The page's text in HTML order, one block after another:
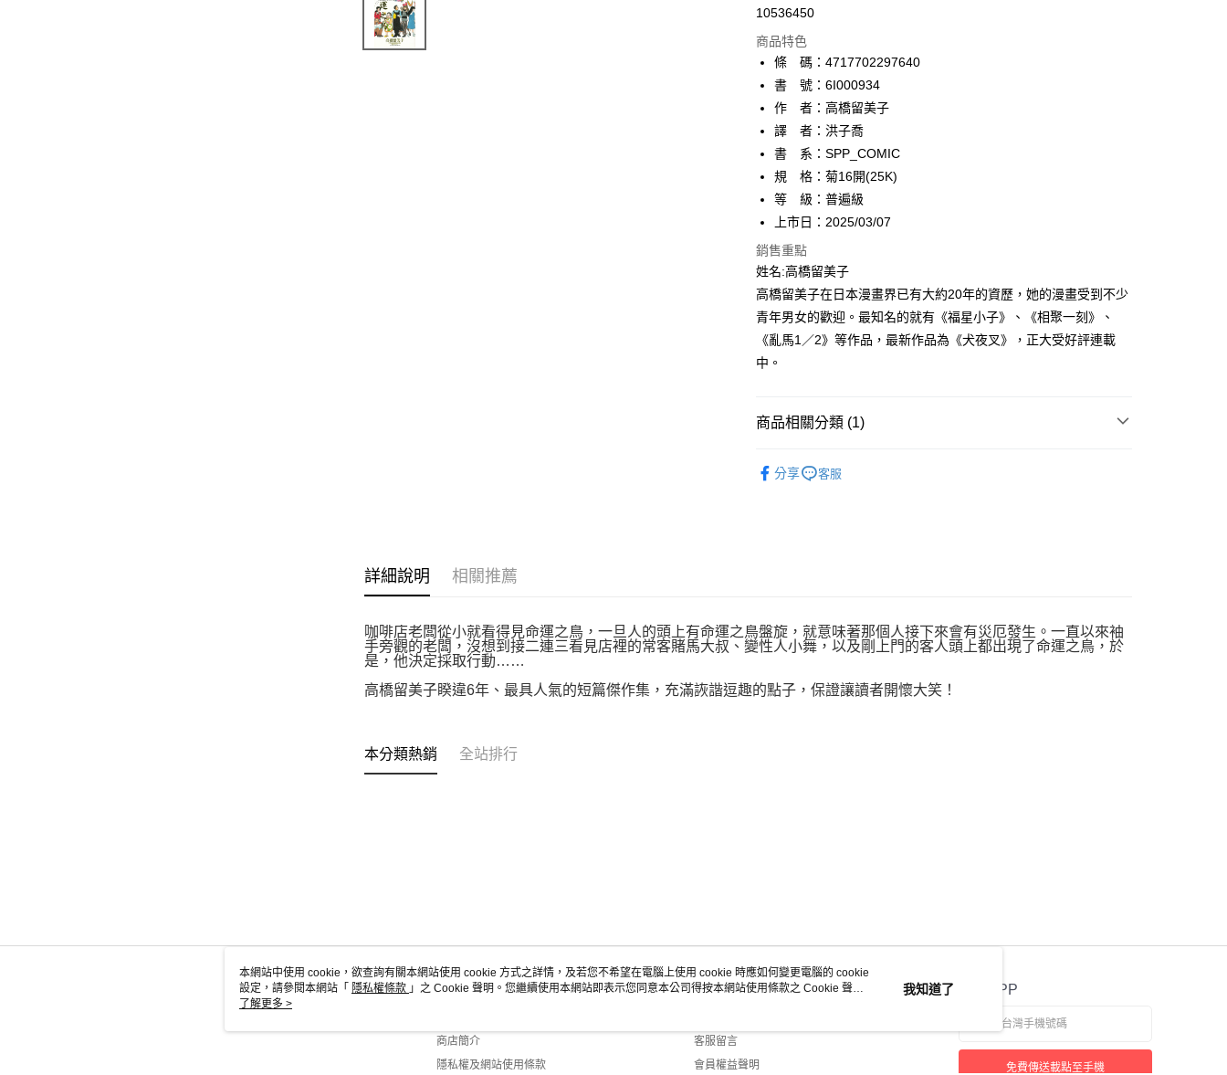
AFTEE先享後付
相關說明
AFTEE先享後付是「在收到商品之後才付款」的支付方式。 讓您購物簡單
便利好安心！
１．簡單：不需註冊會員、不需綁卡、不需儲值。
２．便利：只要手機號碼，簡訊認證，即可結帳。
３．安心：先確認商品／服務後，再付款。
１．於結帳方式選擇「AFTEE先享後付」後，將跳轉至「AFTEE先享後
付」結帳頁面，進行簡訊認證並確認金額後，即可完成結帳。
２．訂單成立數日內，您將收到繳費通知簡訊。
３．收到繳費通知簡訊後14天內，點擊此簡訊中的連結，可透過四大超商
／ATM／網路銀行／等多元方式進行付款，方視為交易完成。
※ 請注意：結帳手續完成當下不需立刻繳費，但若您需要取消訂單，請聯
絡購買商品的店家。未經商家同意取消之訂單仍視為有效，需透過AFTEE
先享後付繳納相關費用。
※ 交易是否成功請以「AFTEE先享後付 」之結帳頁面顯示為準，若有關於
【注意事項】
求債權轉讓予恩沛科技股份有限公司。
５．嚴禁一人註冊多個帳號或使用他人資訊註冊。若發現惡意使用之情
形，恩沛科技股份有限公司將有權停止該用戶之使用額度並採取法律行
動。
ATM付款
運送方式
全家取貨付款
每筆NT$80，滿NT$500(含以上)免運費
付款後全家取貨
每筆NT$80，滿NT$500(含以上)免運費
萊爾富取貨付款
每筆NT$80，滿NT$500(含以上)免運費
10536450
商品特色
條 碼：4717702297640
書 號：6I000934
作 者：高橋留美子
譯 者：洪子喬
書 系：SPP_COMIC
規 格：菊16開(25K)
等 級：普遍級
上市日：2025/03/07
銷售重點
姓名:高橋留美子
高橋留美子在日本漫畫界已有大約20年的資歷，她的漫畫受到不少
青年男女的歡迎。最知名的就有《福星小子》、《相聚一刻》、
《亂馬1／2》等作品，最新作品為《犬夜叉》，正大受好評連載
中。
商品相關分類 (1)
分享
客服
詳細說明 相關推薦
咖啡店老闆從小就看得見命運之鳥，一旦人的頭上有命運之鳥盤旋，就意味著那個人接下來會有災厄發生。一直以來袖
手旁觀的老闆，沒想到接二連三看見店裡的常客賭馬大叔、變性人小舞，以及剛上門的客人頭上都出現了命運之鳥，於
是，他決定採取行動……
高橋留美子睽違6年、最具人氣的短篇傑作集，充滿詼諧逗趣的點子，保證讓讀者開懷大笑！
本分類熱銷 全站排行
關於我們
商店簡介
隱私權及網站使用條款
客服資訊
客服留言
會員權益聲明
官方APP
免費傳送載點至手機
本網站中使用 cookie，欲查詢有關本網站使用 cookie 方式之詳情，及若您不希望在電腦上使用 cookie 時應如何變更電腦的 cookie
設定，請參閱本網站「 隱私權條款 」之 Cookie 聲明。您繼續使用本網站即表示您同意本公司得按本網站使用條款之 Cookie 聲明
使用 cookie。
了解更多 >
我知道了